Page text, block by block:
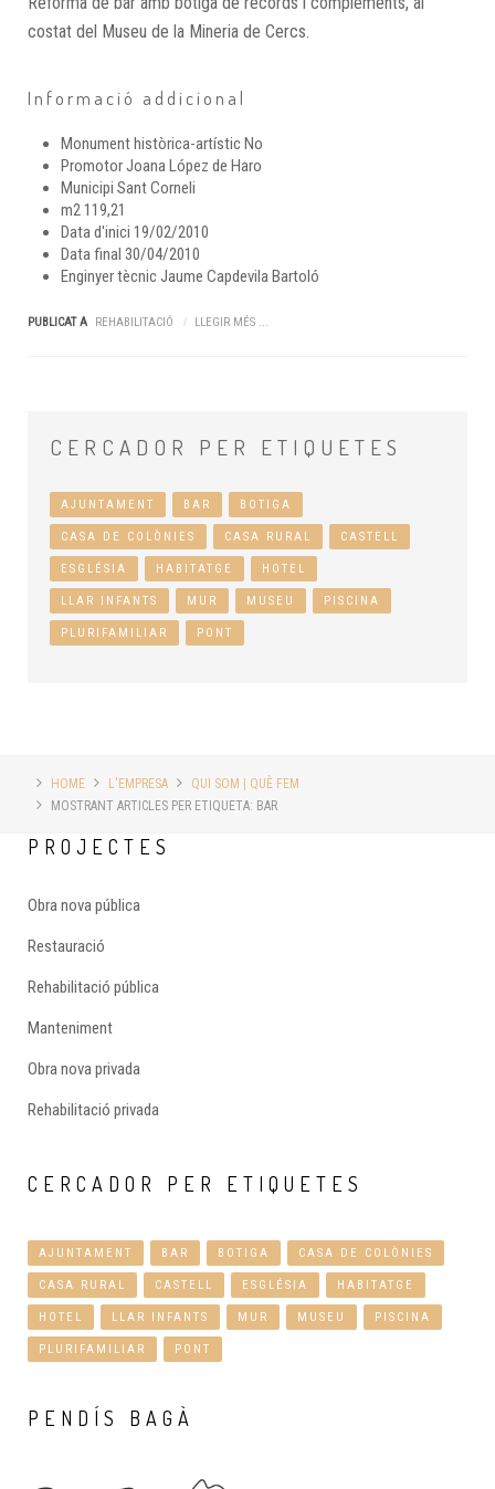
costat del Museu de la Mineria de Cercs.
Informació addicional
Monument històrica-artísticNo
PromotorJoana López de Haro
Municipi Sant Corneli
m2119,21
Data d'inici 19/02/2010
Data final 30/04/2010
Enginyer tècnicJaume Capdevila Bartoló
PUBLICAT A REHABILITACIÓ LLEGIR MÉS ...
CERCADOR PER ETIQUETES
AJUNTAMENT BAR BOTIGA
CASA DE COLÒNIES CASA RURAL CASTELL
ESGLÉSIA HABITATGE HOTEL
LLAR INFANTS MUR MUSEU PISCINA
PLURIFAMILIAR PONT
HOME L'EMPRESA
QUI SOM | QUÈ FEM
MOSTRANT ARTICLES PER ETIQUETA: BAR
PROJECTES
Obra nova pública
Restauració
Rehabilitació pública
Manteniment
Obra nova privada
Rehabilitació privada
CERCADOR PER ETIQUETES
AJUNTAMENT BAR BOTIGA CASA DE COLÒNIES
CASA RURAL CASTELL ESGLÉSIA HABITATGE
HOTEL LLAR INFANTS MUR MUSEU PISCINA
PLURIFAMILIAR PONT
PENDÍS BAGÀ